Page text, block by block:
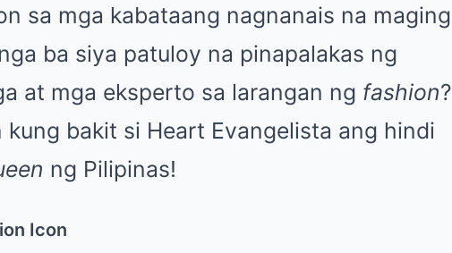
sa mga kabataang nagnanais na maging
ba siya patuloy na pinapalakas ng
at mga eksperto sa larangan ng fashion?
bakit si Heart Evangelista ang hindi
ng Pilipinas!
Icon